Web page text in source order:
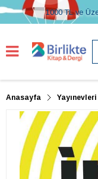
1000 TL ve
Anasayfa Yayınevleri